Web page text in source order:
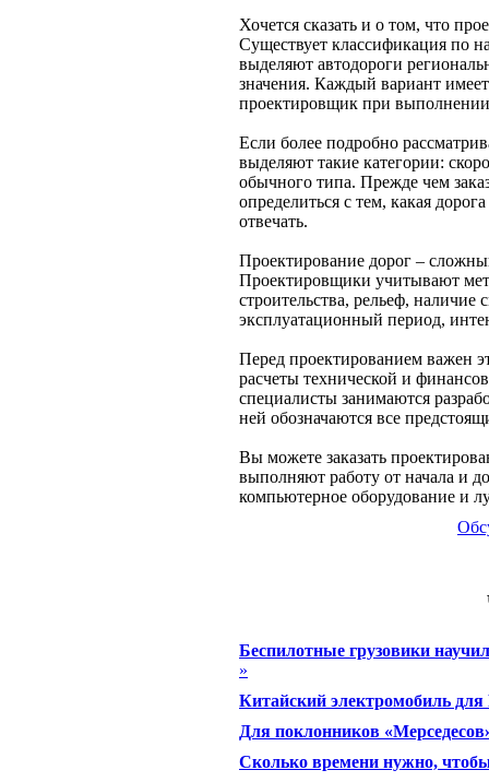
Хочется сказать и о том, что
Существует классификация по
выделяют автодороги
значения. Каждый вариант
проектировщик при
Если более подробно
выделяют такие категории:
обычного типа. Прежде чем
определиться с тем, какая
отвечать.
Проектирование дорог –
Проектировщики учитывают
строительства, рельеф, наличие
эксплуатационный период,
Перед проектированием важен
расчеты технической и
специалисты занимаются
ней обозначаются все
Вы можете заказать
выполняют работу от начала и
компьютерное оборудование и
Беспилотные грузовики
»
Китайский электромобиль
Для поклонников
Сколько времени нужно, чтобы